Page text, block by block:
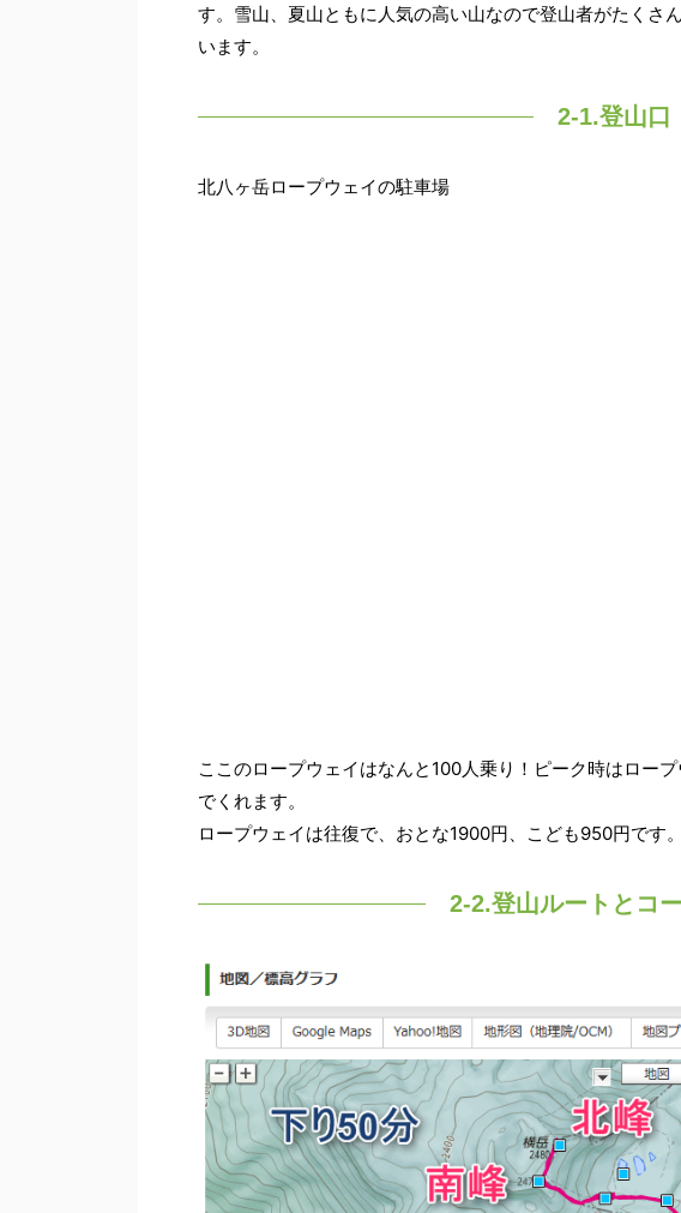
す。雪山、夏山ともに人気の高い山なので登山者がたくさ
います。
2-1.登山口
北八ヶ岳ロープウェイの駐車場
ここのロープウェイはなんと100人乗り！ピーク時はロー
でくれます。
ロープウェイは往復で、おとな1900円、こども950円です。
2-2.登山ルートとコ